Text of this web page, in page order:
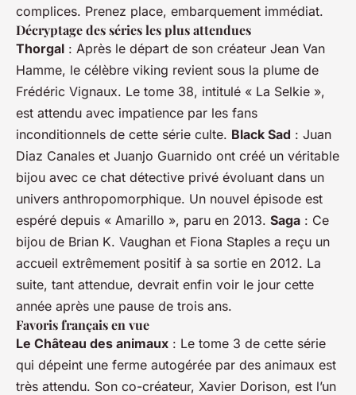
complices. Prenez place, embarquement immédiat.
Décryptage des séries les plus attendues
Thorgal : Après le départ de son créateur Jean Van
Hamme, le célèbre viking revient sous la plume de
Frédéric Vignaux. Le tome 38, intitulé « La Selkie »,
est attendu avec impatience par les fans
inconditionnels de cette série culte. Black Sad : Juan
Diaz Canales et Juanjo Guarnido ont créé un véritable
bijou avec ce chat détective privé évoluant dans un
univers anthropomorphique. Un nouvel épisode est
espéré depuis « Amarillo », paru en 2013. Saga : Ce
bijou de Brian K. Vaughan et Fiona Staples a reçu un
accueil extrêmement positif à sa sortie en 2012. La
suite, tant attendue, devrait enfin voir le jour cette
année après une pause de trois ans.
Favoris français en vue
Le Château des animaux : Le tome 3 de cette série
qui dépeint une ferme autogérée par des animaux est
très attendu. Son co-créateur, Xavier Dorison, est l’un